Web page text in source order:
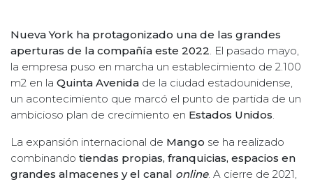
Nueva York ha protagonizado una de las grandes
aperturas de la compañía este 2022 . El pasado mayo,
la empresa puso en marcha un establecimiento de 2.100
m2 en la Quinta Avenida de la ciudad estadounidense,
un acontecimiento que marcó el punto de partida de un
ambicioso plan de crecimiento en Estados Unidos
La expansión internacional de Mango se ha realizado
combinando tiendas propias, franquicias, espacios en
grandes almacenes y el canal online. A cierre de 2021,